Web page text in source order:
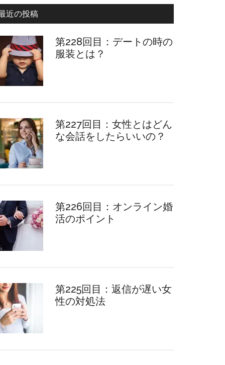
近の投稿
第228回目：デートの時の
服装とは？
第227回目：女性とはどん
な会話をしたらいいの？
第226回目：オンライン婚
活のポイント
第225回目：返信が遅い女
性の対処法